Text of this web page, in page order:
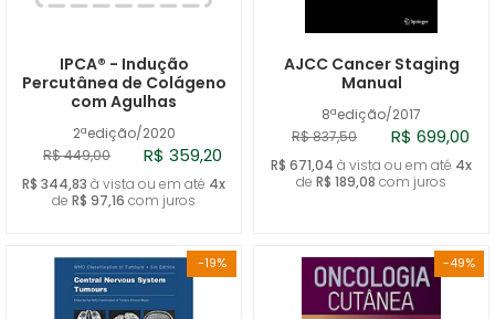
2ªedição/2020
IPCA® - Indução
Percutânea de Colágeno
com Agulhas
R$ 449,00 R$ 359,20
R$ 344,83 à vista ou em até 4x
de R$ 97,16 com juros
8ªedição/2017
AJCC Cancer Staging
Manual
R$ 837,50 R$ 699,00
R$ 671,04 à vista ou em até 4x
de R$ 189,08 com juros
-19% -49%